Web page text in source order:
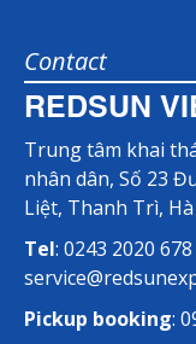
Contact
REDSUN
Trung tâm khai
nhân dân, Số 23
Liệt, Thanh Trì,
Tel: 0243 2020
Pickup booking: